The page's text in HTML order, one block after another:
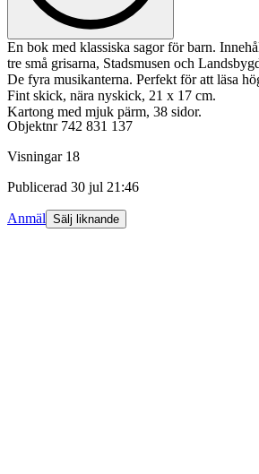
En bok med klassiska sagor för barn.
tre små grisarna, Stadsmusen och
De fyra musikanterna. Perfekt för att läsa
Fint skick, nära nyskick, 21 x 17 cm.
Kartong med mjuk pärm, 38 sidor.
Objektnr 742 831 137
Visningar 18
Publicerad 30 jul 21:46
Anmäl Sälj liknande